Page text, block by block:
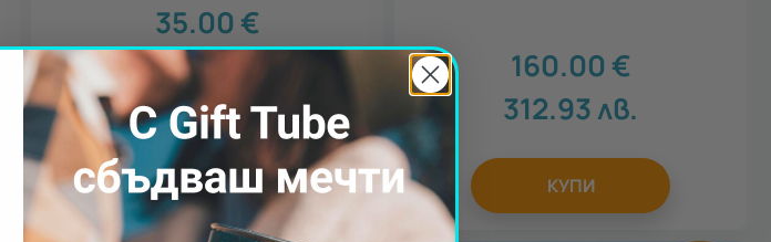
35.00€
68.45 лв.
55€
КУПИ
160.00€
312.93лв.
КУПИ